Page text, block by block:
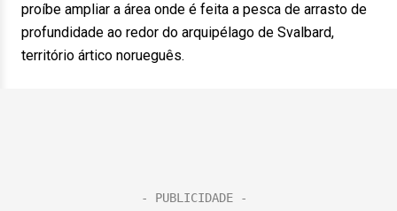
proíbe ampliar a área onde é feita a pesca de arrasto de
profundidade ao redor do arquipélago de Svalbard,
território ártico norueguês.